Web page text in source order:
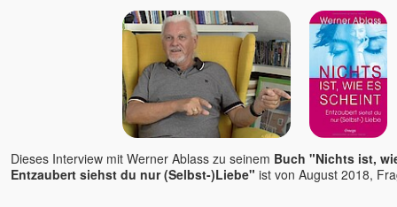
Gerhard Schrabal
Hajo Michels - Kongresse
Scheinheilig!
Dieses Interview mit Werner Ablass zu seinem Buch "Nichts ist,
Entzaubert siehst du nur (Selbst-)Liebe" ist von August 2018,